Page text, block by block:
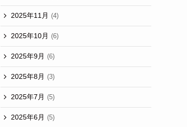
2025年11月 (4)
2025年10月 (6)
2025年9月 (6)
2025年8月 (3)
2025年7月 (5)
2025年6月 (5)